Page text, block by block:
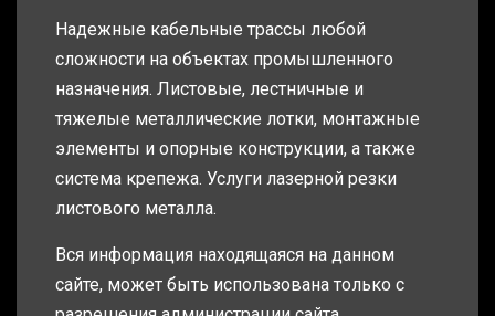
Надежные кабельные трассы любой
сложности на объектах промышленного
назначения. Листовые, лестничные и
тяжелые металлические лотки, монтажные
элементы и опорные конструкции, а также
система крепежа. Услуги лазерной резки
листового металла.
Вся информация находящаяся на данном
сайте, может быть использована только с